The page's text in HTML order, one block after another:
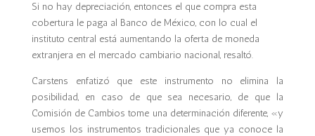
Si no hay depreciación, entonces el que compra esta
cobertura le paga al Banco de México, con lo cual el
instituto central está aumentando la oferta de moneda
extranjera en el mercado cambiario nacional, resaltó.
Carstens enfatizó que este instrumento no elimina la
posibilidad, en caso de que sea necesario, de que la
Comisión de Cambios tome una determinación diferente, «y
usemos los instrumentos tradicionales que ya conoce la